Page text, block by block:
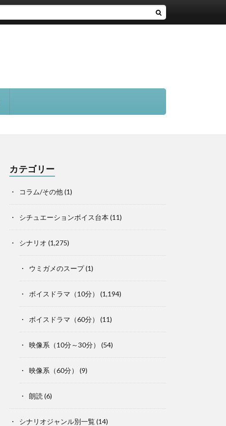
カテゴリー
コラム/その他(1)
シチュエーションボイス台本 (11)
シナリオ (1,275)
ウミガメのスープ(1)
ボイスドラマ（10分） (1,194)
ボイスドラマ（60分） (11)
映像系（10分～30分） (54)
映像系（60分） (9)
朗読 (6)
シナリオジャンル別一覧(14)